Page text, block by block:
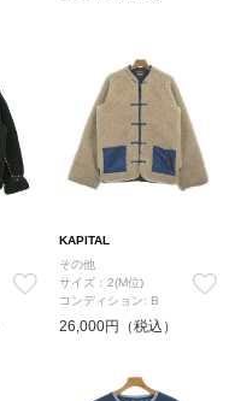
KAPITAL
その他
サイズ：2(M位)
コンディション: B
26,000円（税込）